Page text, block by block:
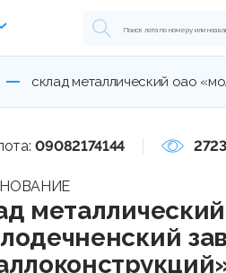
склад металлический оао
09082174144 2723